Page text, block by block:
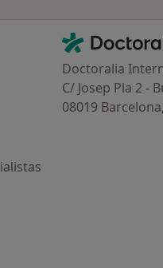
Contacto
Doctoralia - Página
Doctoralia
C/ Josep Pla 2 -
08019